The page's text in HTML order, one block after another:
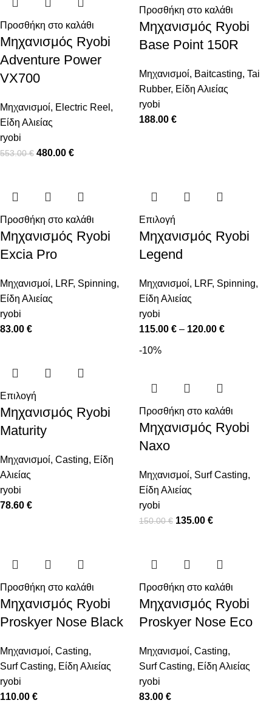
Προσθήκη στο καλάθι
Μηχανισμός Ryobi
Adventure Power
VX700
Μηχανισμοί, Electric Reel ,
Είδη Αλιείας
ryobi
553.00€ 480.00 €
Προσθήκη στο καλάθι
Μηχανισμός Ryobi
Base Point 150R
Μηχανισμοί, Baitcasting, Tai
Rubber, Είδη Αλιείας
ryobi
188.00 €
Προσθήκη στο καλάθι
Μηχανισμός Ryobi
Excia Pro
Μηχανισμοί, LRF, Spinning,
Είδη Αλιείας
ryobi
83.00 €
Επιλογή
Μηχανισμός Ryobi
Legend
Μηχανισμοί, LRF, Spinning,
Είδη Αλιείας
ryobi
115.00 € – 120.00 €
Επιλογή
Μηχανισμός Ryobi
Maturity
Μηχανισμοί, Casting, Είδη
Αλιείας
ryobi
78.60 €
-10%
Προσθήκη στο καλάθι
Μηχανισμός Ryobi
Naxo
Μηχανισμοί, Surf Casting,
Είδη Αλιείας
ryobi
150.00€ 135.00 €
Προσθήκη στο καλάθι
Μηχανισμός Ryobi
Proskyer Nose Black
Μηχανισμοί, Casting,
Surf Casting, Είδη Αλιείας
ryobi
110.00 €
Προσθήκη στο καλάθι
Μηχανισμός Ryobi
Proskyer Nose Eco
Μηχανισμοί, Casting,
Surf Casting, Είδη Αλιείας
ryobi
83.00 €